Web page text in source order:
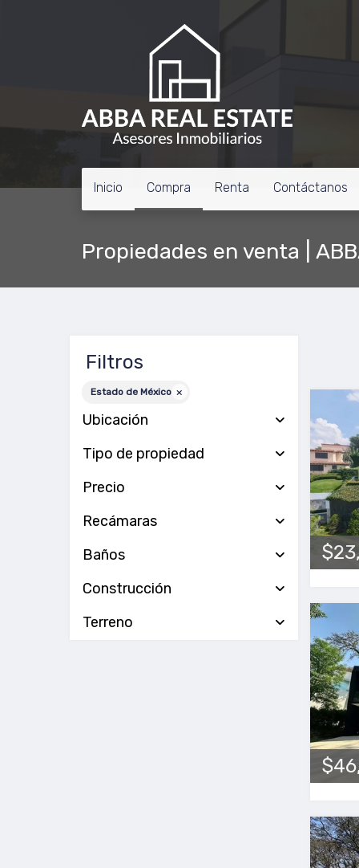
Inicio Compra Renta Contáctanos
Propiedades en venta |
Filtros
Estado de México
Ubicación
Tipo de propiedad
Precio
Recámaras
Baños
Construcción
Terreno